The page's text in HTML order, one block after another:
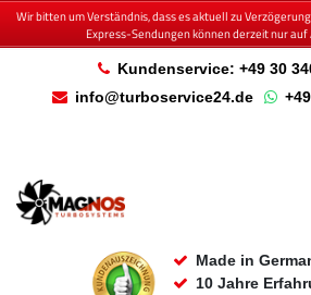
Wir bitten um Verständnis, dass es aktuell zu
Express-Sendungen können derzeit nur
Kundenservice: +49 30
info@turboservice24.de
Made in
10 Jahre